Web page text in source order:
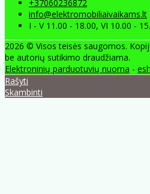
+37060236872
info@elektromobiliaivaikams.lt
I - V 11.00 - 18.00, VI 10.00 -
2026 © Visos teisės saugomos.
be autorių sutikimo draudžiama.
Elektroninių parduotuvių nuoma -
Rašyti
Skambinti